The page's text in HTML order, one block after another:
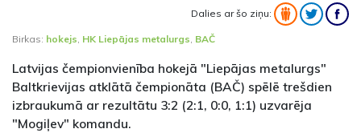
Dalies ar šo ziņu:
Birkas: hokejs, HK Liepājas metalurgs, BAČ
Latvijas čempionvienība hokejā "Liepājas metalurgs"
Baltkrievijas atklātā čempionāta (BAČ) spēlē trešdien
izbraukumā ar rezultātu 3:2 (2:1, 0:0, 1:1) uzvarēja
"Mogiļev" komandu.